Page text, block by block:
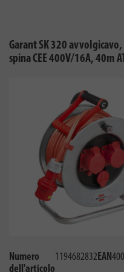
Garant SK 320
spina CEE 400V/16A, 40m
Numero
dell'articolo
1194682832EAN